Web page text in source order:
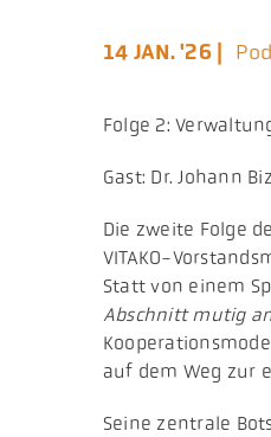
14 JAN. '26 |
Folge 2:
Gast: Dr. Johann
Die zweite Folge
VITAKO-
Statt von einem
Abschnitt mutig
auf dem Weg zur
Seine zentrale